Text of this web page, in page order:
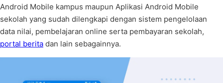
Android Mobile kampus maupun Aplikasi Android Mobile
sekolah yang sudah dilengkapi dengan sistem pengelolaan
data nilai, pembelajaran online serta pembayaran sekolah,
portal berita dan lain sebagainnya.